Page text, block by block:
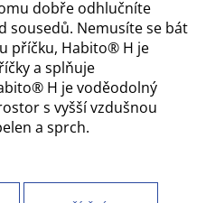
dobře odhlučníte
sousedů. Nemusíte se bát
příčku, Habito® H je
a splňuje
H je voděodolný
s vyšší vzdušnou
a sprch.